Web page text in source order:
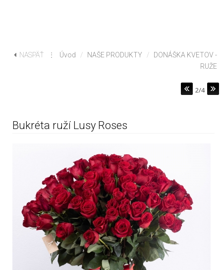
NASPÄŤ ⋮ Úvod / NAŠE PRODUKTY /
DONÁŠKA KVETOV -
RUŽE
2/4
Bukréta ruží Lusy Roses